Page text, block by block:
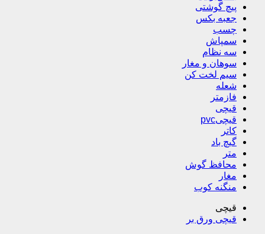
پیچ گوشتی
جعبه بکس
چسب
سمپاش
سه نظام
سوهان و مغار
سیم لخت کن
شعله
فازمتر
قیچی
قیچیpvc
کاتر
گیچ باد
متر
محافظ گوش
مغار
منگنه کوب
قیچی
قیچی ورق بر